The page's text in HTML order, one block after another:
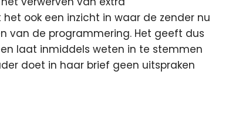
ook een inzicht in waar de zender nu
van de programmering. Het geeft dus
laat inmiddels weten in te stemmen
doet in haar brief geen uitspraken